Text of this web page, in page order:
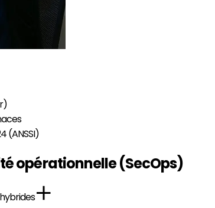
(ANSSI)
opérationnelle (SecOps)